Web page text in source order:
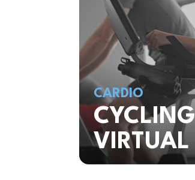
CARDIO
CYCLING
VIRTUAL